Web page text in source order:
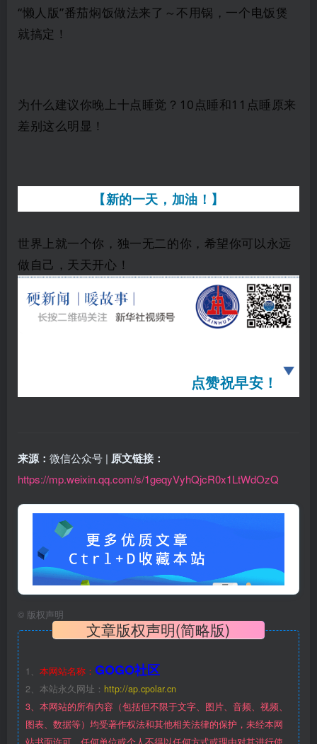
“懒人版”番茄焖饭做法来了～不用锅，一个电饭煲
就搞定！
为什么建议你晚上十点睡觉？10点睡和11点睡原来
差别这么明显！
【新的一天，加油！】
世界上就一个你，独一无二的你，希望你可以永远
做自己，天天开心！
点赞祝早安！
来源： 微信公众号 | 原文链接：
https://mp.weixin.qq.com/s/1geqyVyhQjcR0x1LtWdOzQ
© 版权声明
文章版权声明(简略版)
1、 本网站名称： GOGO社区
2、本站永久网址： http://ap.cpolar.cn
3、本网站的所有内容（包括但不限于文字、图片、音频、视频、
图表、数据等）均受著作权法和其他相关法律的保护，未经本网